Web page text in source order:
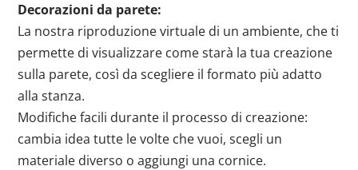
Decorazioni da parete:
La nostra riproduzione virtuale di un ambiente, che ti
permette di visualizzare come starà la tua creazione
sulla parete, così da scegliere il formato più adatto
alla stanza.
Modifiche facili durante il processo di creazione:
cambia idea tutte le volte che vuoi, scegli un
materiale diverso o aggiungi una cornice.